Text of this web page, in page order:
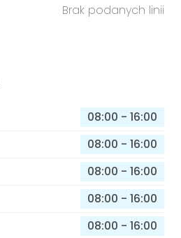
Brak podanych linii
08:00 - 16:00
08:00 - 16:00
08:00 - 16:00
08:00 - 16:00
08:00 - 16:00